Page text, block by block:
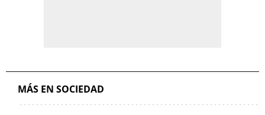
MÁS EN SOCIEDAD